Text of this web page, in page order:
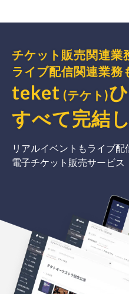
チケット販売関連業
ライブ配信関連業務
teket (テケト)
すべて完結
リアルイベントもライブ配
電子チケット販売サービス